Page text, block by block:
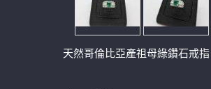
天然哥倫比亞產祖母綠鑽石戒